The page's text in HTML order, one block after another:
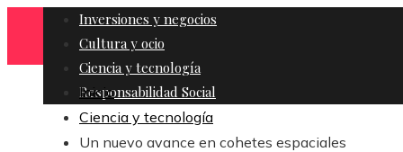
Inversiones y negocios
Cultura y ocio
Ciencia y tecnología
Responsabilidad Social
Inicio
Ciencia y tecnología
Un nuevo avance en cohetes espaciales